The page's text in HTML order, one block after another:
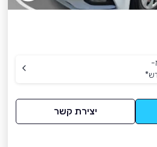
*
יצירת קשר